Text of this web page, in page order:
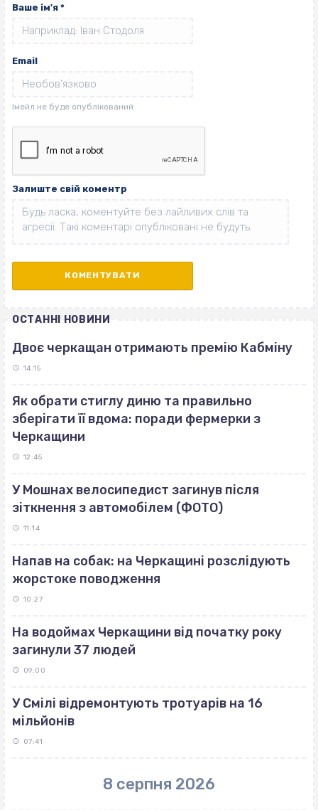
Ваше ім'я *
Email
Залиште свій коментр
ОСТАННІ НОВИНИ
Двоє черкащан отримають премію Кабміну
14:15
Як обрати стиглу диню та правильно
зберігати її вдома: поради фермерки з
Черкащини
12:45
У Мошнах велосипедист загинув після
зіткнення з автомобілем (ФОТО)
11:14
Напав на собак: на Черкащині розслідують
жорстоке поводження
10:27
На водоймах Черкащини від початку року
загинули 37 людей
09:00
У Смілі відремонтують тротуарів на 16
мільйонів
07:41
8 серпня 2026